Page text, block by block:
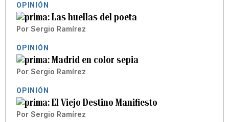
OPINIÓN
Las huellas del poeta
Por Sergio Ramírez
OPINIÓN
Madrid en color sepia
Por Sergio Ramírez
OPINIÓN
El Viejo Destino Manifiesto
Por Sergio Ramírez